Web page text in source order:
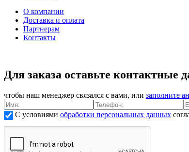
О компании
Доставка и оплата
Партнерам
Контакты
Для заказа оставьте контактные
чтобы наш менеджер связался с вами, или заполните
С условиями обработки персональных данных